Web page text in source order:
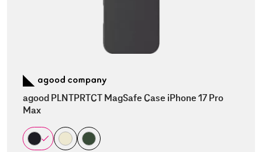
agood PLNTPRTCT MagSafe Case iPhone 17 Pro
Max